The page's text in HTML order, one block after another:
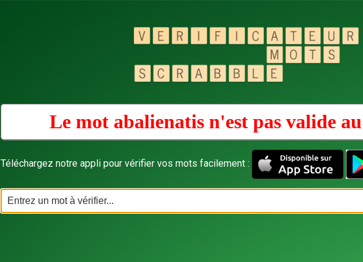
Le mot abalienatis n'est pas valide au
Téléchargez notre appli pour vérifier vos mots facilement :